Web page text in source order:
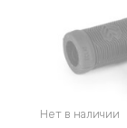
Нет в наличии